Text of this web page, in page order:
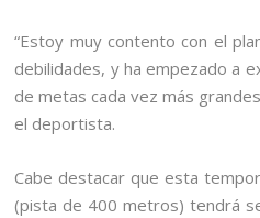
“Estoy muy contento con el
debilidades, y ha empezado a
de metas cada vez más
el deportista.
Cabe destacar que esta
(pista de 400 metros) tendrá